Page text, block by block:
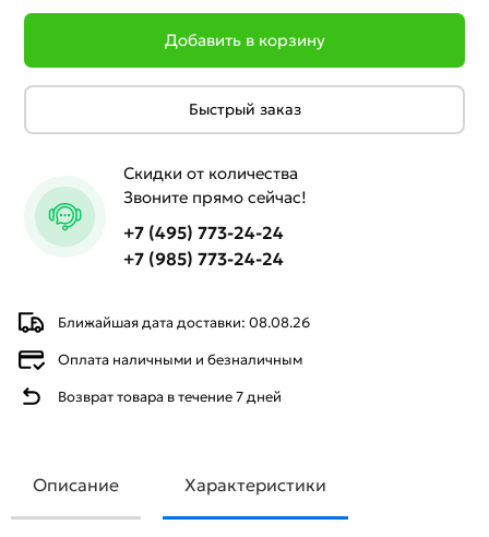
Ближайшая дата доставки: 08.08.26
Оплата наличными и безналичным
Возврат товара в течение 7 дней
Добавить в корзину
Быстрый заказ
Скидки от количества
Звоните прямо сейчас!
+7 (495) 773-24-24
+7 (985) 773-24-24
Описание Характеристики